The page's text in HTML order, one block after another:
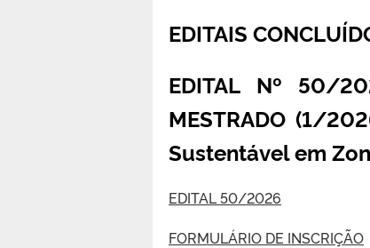
EDITAIS
EDITAL Nº 50/
MESTRADO (1/
Sustentável em
EDITAL 50/2026
FORMULÁRIO DE INSCRIÇÃO